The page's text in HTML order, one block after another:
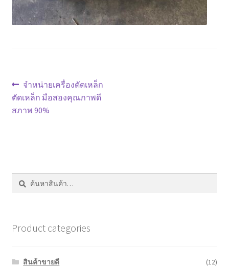
แนะแนว
เรื่อง
Previous
post:
จำหน่ายเครื่องดัดเหล็ก
ตัดเหล็ก มือสองคุณภาพดี
สภาพ 90%
ค้นหา:
ค้นหา
Product categories
สินค้าขายดี
(12)